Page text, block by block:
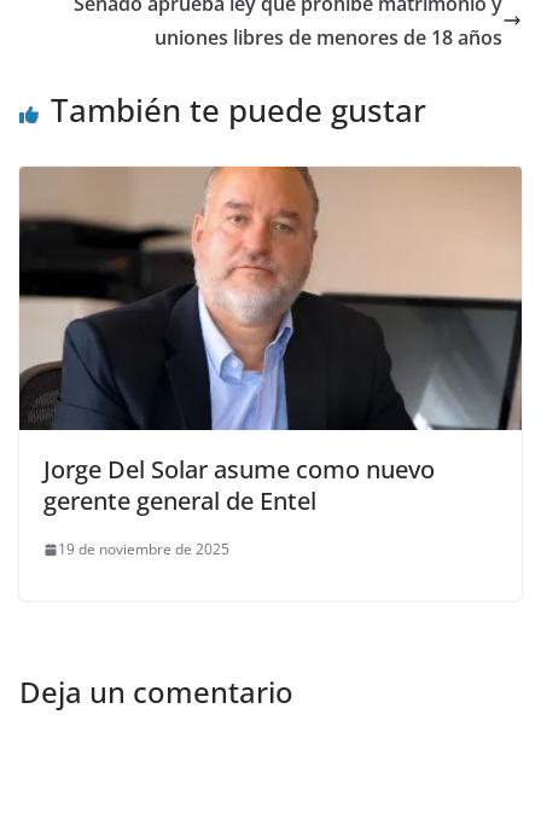
uniones libres de menores de 18 años
También te puede gustar
Jorge Del Solar asume como nuevo
gerente general de Entel
19 de noviembre de 2025
Deja un comentario